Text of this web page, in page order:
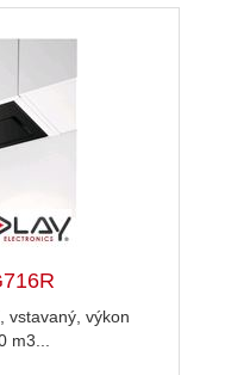
vstavaný, výkon
m3...